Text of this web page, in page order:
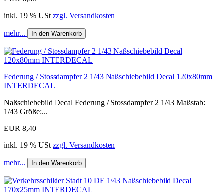
inkl. 19 % USt zzgl. Versandkosten
mehr... In den Warenkorb
Federung / Stossdampfer 2 1/43 Naßschiebebild Decal 120x80mm
INTERDECAL
Naßschiebebild Decal Federung / Stossdampfer 2 1/43 Maßstab:
1/43 Größe:...
EUR 8,40
inkl. 19 % USt zzgl. Versandkosten
mehr... In den Warenkorb